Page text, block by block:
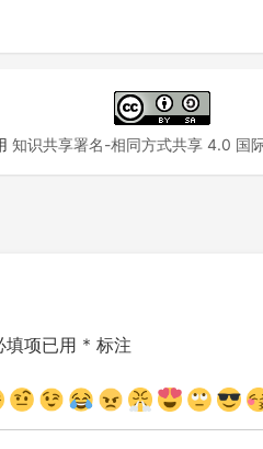
知识共享署名-相同方式共享 4.0 国
填项已用 * 标注